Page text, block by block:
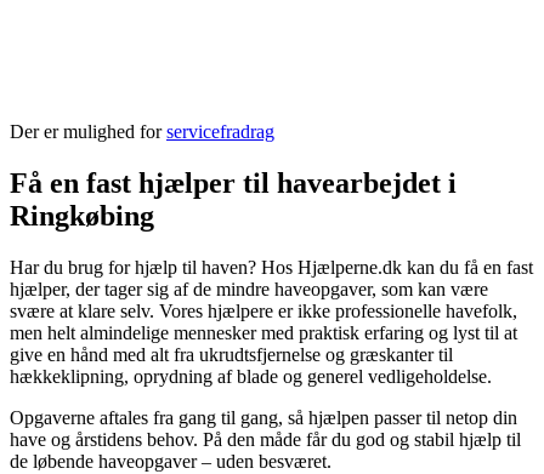
Der er mulighed forservicefradrag
Få en fast hjælper til havearbejdet i
Ringkøbing
Har du brug for hjælp til haven? Hos Hjælperne.dk kan du få en fast
hjælper, der tager sig af de mindre haveopgaver, som kan være
svære at klare selv. Vores hjælpere er ikke professionelle havefolk,
men helt almindelige mennesker med praktisk erfaring og lyst til at
give en hånd med alt fra ukrudtsfjernelse og græskanter til
hækkeklipning, oprydning af blade og generel vedligeholdelse.
Opgaverne aftales fra gang til gang, så hjælpen passer til netop din
have og årstidens behov. På den måde får du god og stabil hjælp til
de løbende haveopgaver – uden besværet.